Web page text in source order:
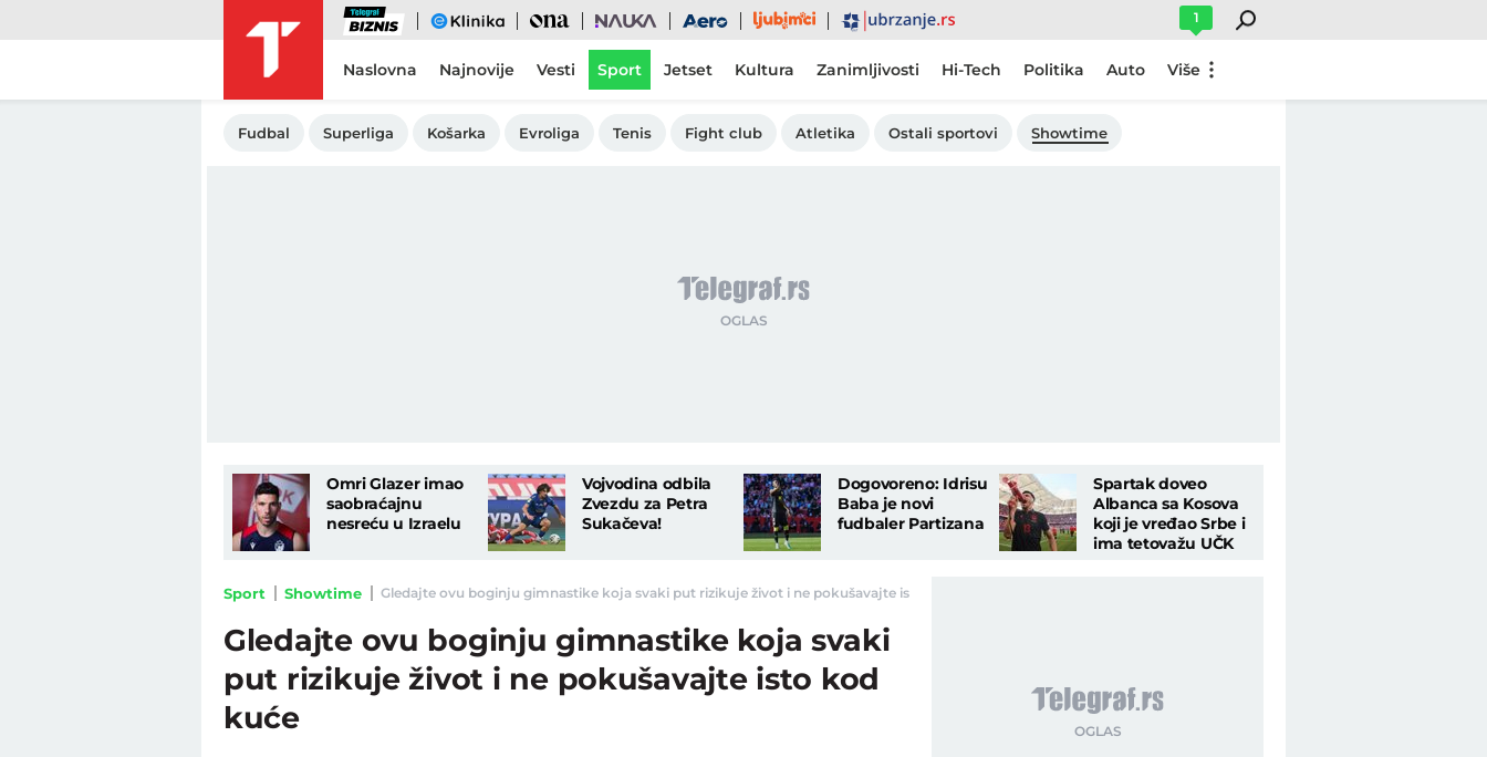
Biznis eKlinika Ona Nauka Aero Ljubimci Ubrzanje 1
Naslovna Najnovije Vesti Sport Jetset Kultura Zanimljivosti Hi-Tech Politika Auto Više
Fudbal Superliga Košarka Evroliga Tenis Fight club Atletika Ostali sportovi Showtime
Omri Glazer imao
saobraćajnu
nesreću u Izraelu
Vojvodina odbila
Zvezdu za Petra
Sukačeva!
Dogovoreno: Idrisu
Baba je novi
fudbaler Partizana
Spartak doveo
Albanca sa Kosova
koji je vređao Srbe i
ima tetovažu UČK
Sport Showtime Gledajte ovu boginju gimnastike koja svaki put rizikuje život i ne pokušavajte isto kod kuće - Telegraf.rs
Gledajte ovu boginju gimnastike koja svaki
put rizikuje život i ne pokušavajte isto kod
kuće